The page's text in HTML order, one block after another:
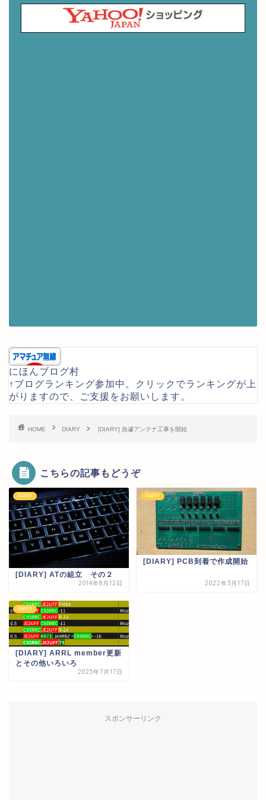
にほんブログ村
↑ブログランキング参加中。クリックでランキングが上
がりますので、ご支援をお願いします。
HOME DIARY [DIARY] 急遽アンテナ工事を開始
こちらの記事もどうぞ
DIARY
[DIARY] ATの組立 その２
2014年8月12日
DIARY
[DIARY] PCB到着で作成開始
2022年3月17日
DIARY
[DIARY] ARRL member更新
とその他いろいろ
2025年7月17日
スポンサーリンク